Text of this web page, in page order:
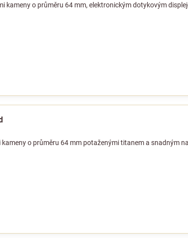
kameny o průměru 64 mm, elektronickým dotykovým
o průměru 64 mm potaženými titanem a snadným